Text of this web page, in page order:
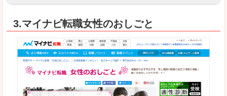
良いところ
職種や勤務地など、すでに次のお仕事がイメージ
転職Q＆Aやノウハウが豊富なうえ、面接サポー
求人の掲載数が少ないです。
3.マイナビ転職女性のおしごと